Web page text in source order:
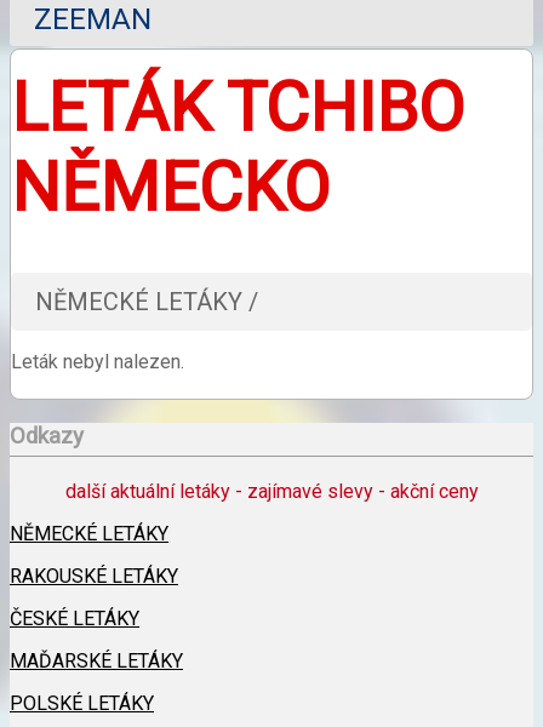
ZEEMAN
LETÁK TCHIBO
NĚMECKO
NĚMECKÉ LETÁKY /
Leták nebyl nalezen.
Odkazy
další aktuální letáky - zajímavé slevy - akční ceny
NĚMECKÉ LETÁKY
RAKOUSKÉ LETÁKY
ČESKÉ LETÁKY
MAĎARSKÉ LETÁKY
POLSKÉ LETÁKY